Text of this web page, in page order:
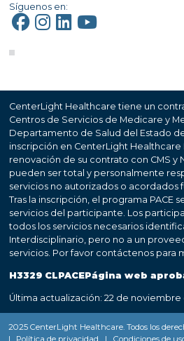
Síguenos en:
CenterLight Healthcare tiene un
Centros de Servicios de Medicare y
Departamento de Salud del Estado
inscripción en CenterLight Healthcare
renovación de su contrato con CMS y
pueden ser total y personalmente
servicios no autorizados o acordados
Tras la inscripción, el programa PACE
servicios del participante. Los
todos los servicios necesarios
Interdisciplinario, pero no a un
servicios. Por favor contáctenos para
H3329 CLPACEPágina web
Última actualización: 22 de noviembre
2025 CenterLight Healthcare. Todos los
|
Política de privacidad | Condiciones de